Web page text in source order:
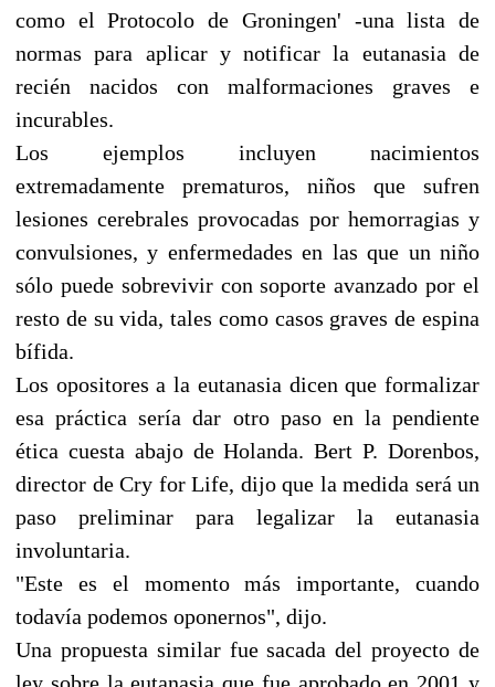
como el Protocolo de Groningen' -una lista de
normas para aplicar y notificar la eutanasia de
recién nacidos con malformaciones graves e
incurables.
Los ejemplos incluyen nacimientos
extremadamente prematuros, niños que sufren
lesiones cerebrales provocadas por hemorragias y
convulsiones, y enfermedades en las que un niño
sólo puede sobrevivir con soporte avanzado por el
resto de su vida, tales como casos graves de espina
bífida.
Los opositores a la eutanasia dicen que formalizar
esa práctica sería dar otro paso en la pendiente
ética cuesta abajo de Holanda. Bert P. Dorenbos,
director de Cry for Life, dijo que la medida será un
paso preliminar para legalizar la eutanasia
involuntaria.
"Este es el momento más importante, cuando
todavía podemos oponernos", dijo.
Una propuesta similar fue sacada del proyecto de